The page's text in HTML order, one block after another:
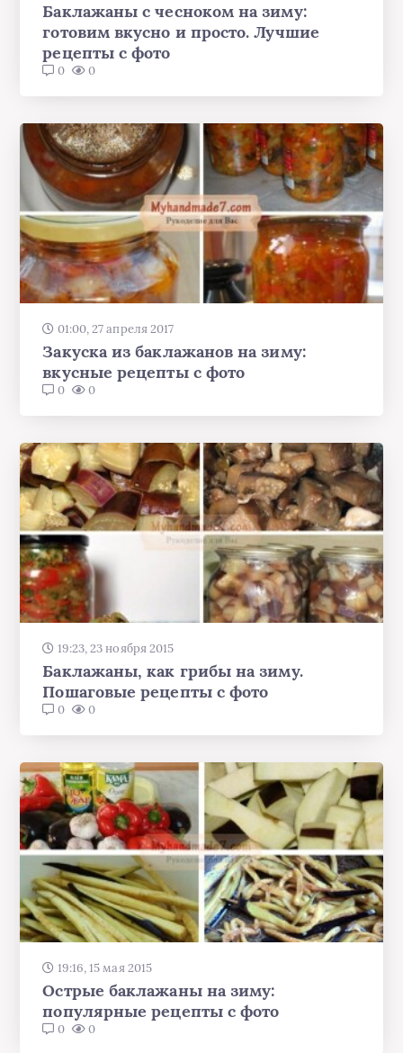
Баклажаны с чесноком на зиму:
готовим вкусно и просто. Лучшие
рецепты с фото
0 0
01:00, 27 апреля 2017
Закуска из баклажанов на зиму:
вкусные рецепты с фото
0 0
19:23, 23 ноября 2015
Баклажаны, как грибы на зиму.
Пошаговые рецепты с фото
0 0
19:16, 15 мая 2015
Острые баклажаны на зиму:
популярные рецепты с фото
0 0